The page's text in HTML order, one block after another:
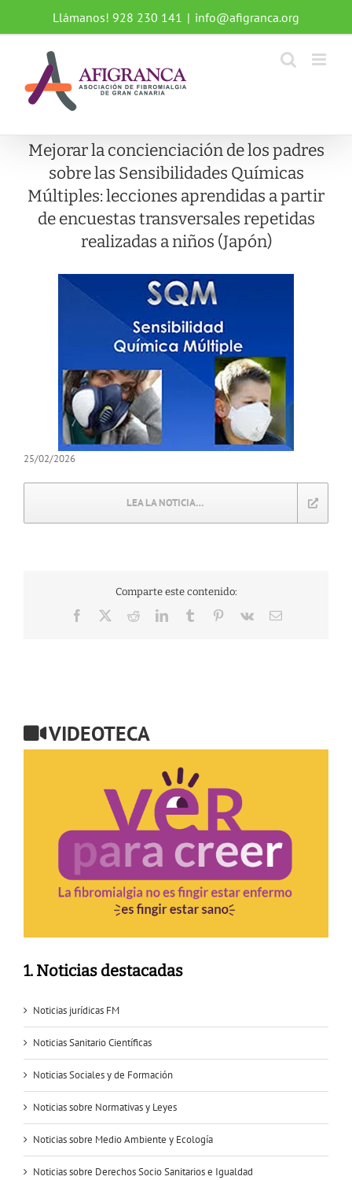
contenido
Llámanos! 928 230 141 | info@afigranca.org
Mejorar la concienciación de los padres
sobre las Sensibilidades Químicas
Múltiples: lecciones aprendidas a partir
de encuestas transversales repetidas
realizadas a niños (Japón)
25/02/2026
LEA LA NOTICIA…
Comparte este contenido:
Facebook RedditLinkedInTumblr Pinterest
Vk
Correo
VIDEOTECA
1. Noticias destacadas
Noticias jurídicas FM
Noticias Sanitario Científicas
Noticias Sociales y de Formación
Noticias sobre Normativas y Leyes
Noticias sobre Medio Ambiente y Ecología
Noticias sobre Derechos Socio Sanitarios e Igualdad